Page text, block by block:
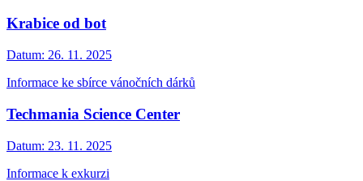
Krabice od bot
Datum: 26. 11. 2025
Informace ke sbírce vánočních dárků
Techmania Science Center
Datum: 23. 11. 2025
Informace k exkurzi